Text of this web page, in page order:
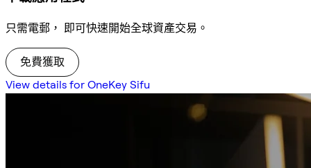
只需電郵， 即可快速開始全球資產交易。
免費獲取
View details for OneKey Sifu